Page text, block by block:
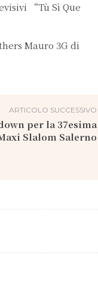
“Tù Sì Que
Mauro 3G di
ARTICOLO SUCCESSIVO
per la 37esima
Slalom Salerno